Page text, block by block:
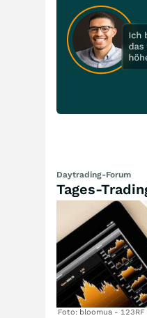
Daytrading-Forum
Tages-
Foto: bloomua -